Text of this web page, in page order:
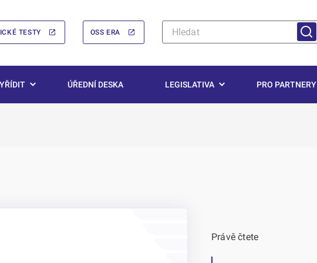
TESTY OSS ERA
ÚŘEDNÍ DESKA LEGISLATIVA PRO PARTNERY
Právě čtete